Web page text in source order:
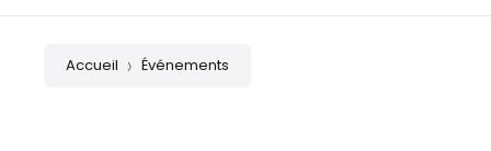
Accueil Événements